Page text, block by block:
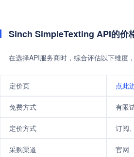
Sinch SimpleTexting API的价
在选择API服务商时，综合评估以下维度
定价页 点此
免费方式 有限
定价方式 订阅
采购渠道 官网